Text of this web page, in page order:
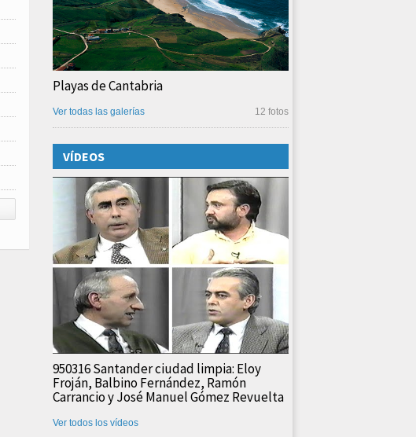
Playas de Cantabria
12 fotos
Ver todas las galerías
VÍDEOS
950316 Santander ciudad limpia: Eloy
Froján, Balbino Fernández, Ramón
Carrancio y José Manuel Gómez Revuelta
Ver todos los vídeos